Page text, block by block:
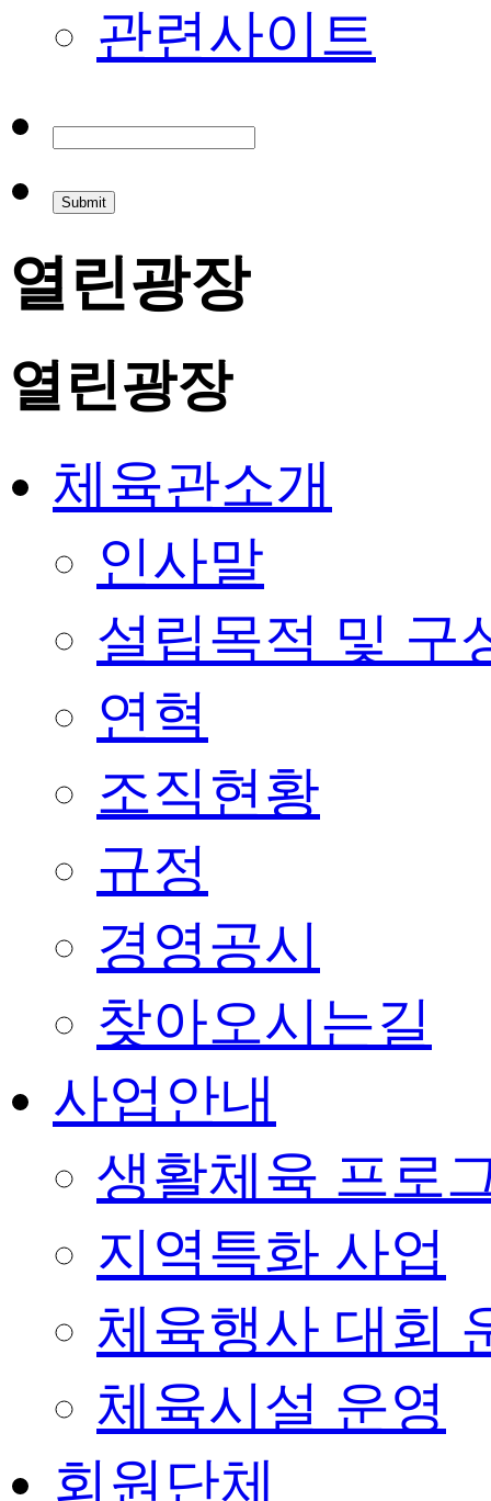
관련사이트
열린광장
열린광장
체육관소개
인사말
설립목적 및 구
연혁
조직현황
규정
경영공시
찾아오시는길
사업안내
생활체육 프로
지역특화 사업
체육행사 대회
체육시설 운영
회원단체